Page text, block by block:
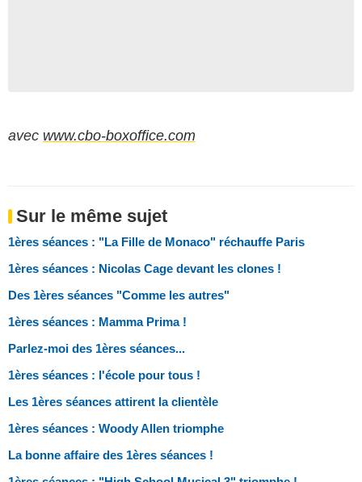
avec www.cbo-boxoffice.com
Sur le même sujet
1ères séances : "La Fille de Monaco" réchauffe Paris
1ères séances : Nicolas Cage devant les clones !
Des 1ères séances "Comme les autres"
1ères séances : Mamma Prima !
Parlez-moi des 1ères séances...
1ères séances : l'école pour tous !
Les 1ères séances attirent la clientèle
1ères séances : Woody Allen triomphe
La bonne affaire des 1ères séances !